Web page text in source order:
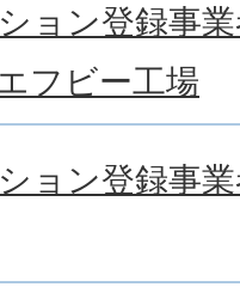
ション登録事
フビー工場
ション登録事